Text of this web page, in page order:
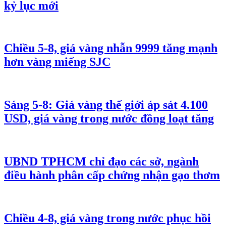
kỷ lục mới
Chiều 5-8, giá vàng nhẫn 9999 tăng mạnh
hơn vàng miếng SJC
Sáng 5-8: Giá vàng thế giới áp sát 4.100
USD, giá vàng trong nước đồng loạt tăng
UBND TPHCM chỉ đạo các sở, ngành
điều hành phân cấp chứng nhận gạo thơm
Chiều 4-8, giá vàng trong nước phục hồi